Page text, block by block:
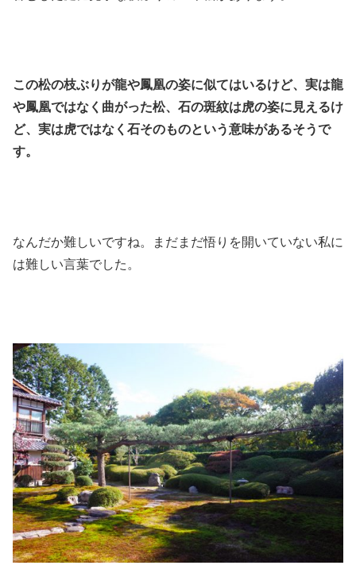
この松の枝ぶりが龍や鳳凰の姿に似てはいるけど、実は龍
や鳳凰ではなく曲がった松、石の斑紋は虎の姿に見えるけ
ど、実は虎ではなく石そのものという意味があるそうで
す。
なんだか難しいですね。まだまだ悟りを開いていない私に
は難しい言葉でした。